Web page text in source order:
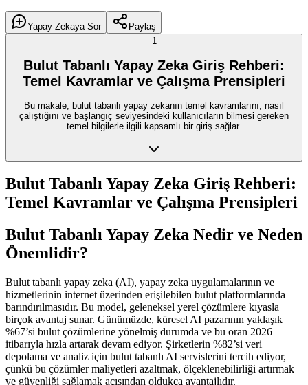
Yapay Zekaya Sor
Paylaş
1
Bulut Tabanlı Yapay Zeka Giriş Rehberi:
Temel Kavramlar ve Çalışma Prensipleri
Bu makale, bulut tabanlı yapay zekanın temel kavramlarını, nasıl
çalıştığını ve başlangıç seviyesindeki kullanıcıların bilmesi gereken
temel bilgilerle ilgili kapsamlı bir giriş sağlar.
Bulut Tabanlı Yapay Zeka Giriş Rehberi:
Temel Kavramlar ve Çalışma Prensipleri
Bulut Tabanlı Yapay Zeka Nedir ve Neden
Önemlidir?
Bulut tabanlı yapay zeka (AI), yapay zeka uygulamalarının ve
hizmetlerinin internet üzerinden erişilebilen bulut platformlarında
barındırılmasıdır. Bu model, geleneksel yerel çözümlere kıyasla
birçok avantaj sunar. Günümüzde, küresel AI pazarının yaklaşık
%67’si bulut çözümlerine yönelmiş durumda ve bu oran 2026
itibarıyla hızla artarak devam ediyor. Şirketlerin %82’si veri
depolama ve analiz için bulut tabanlı AI servislerini tercih ediyor,
çünkü bu çözümler maliyetleri azaltmak, ölçeklenebilirliği artırmak
ve güvenliği sağlamak açısından oldukça avantajlıdır.